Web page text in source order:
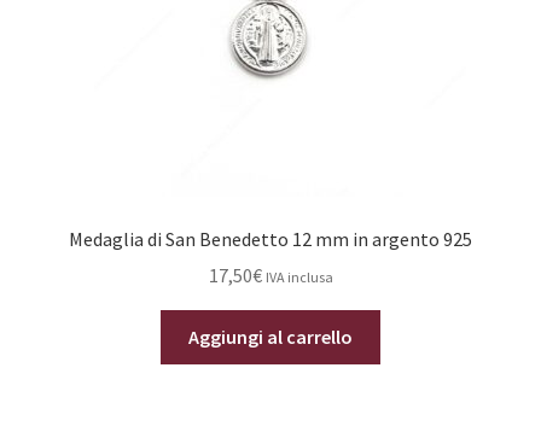
Medaglia di San Benedetto 12 mm in argento 925
17,50€ IVA inclusa
Aggiungi al carrello